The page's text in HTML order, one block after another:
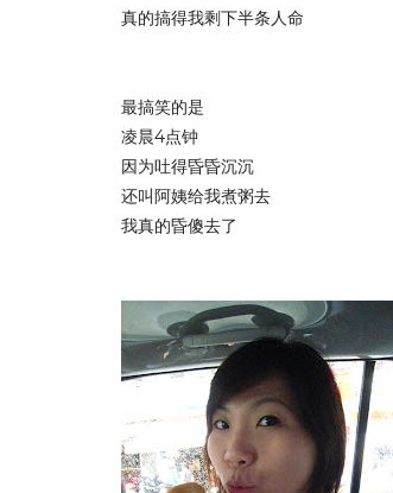
真的搞得我剩下半条人命
最搞笑的是
凌晨4点钟
因为吐得昏昏沉沉
还叫阿姨给我煮粥去
我真的昏傻去了